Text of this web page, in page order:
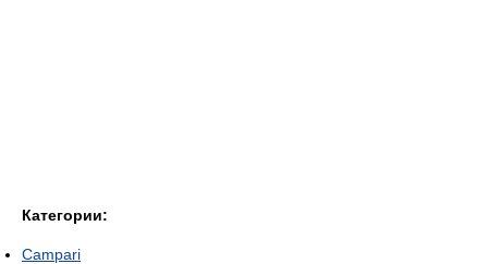
Категории:
Campari